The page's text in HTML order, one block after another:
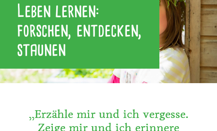
Leben lernen:
forschen, entdecken,
staunen
,,Erzähle mir und ich vergesse.
Zeige mir und ich erinnere